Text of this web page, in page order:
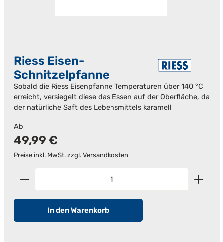
Riess Eisen-
Schnitzelpfanne
Sobald die Riess Eisenpfanne Temperaturen über 140 °C
erreicht, versiegelt diese das Essen auf der Oberfläche, da
der natürliche Saft des Lebensmittels karamell
AbRegulärer Preis:
49,99 €
Preise inkl. MwSt. zzgl. Versandkosten
Produkt Anzahl: Gib den gewünschten Wert ein
In den Warenkorb